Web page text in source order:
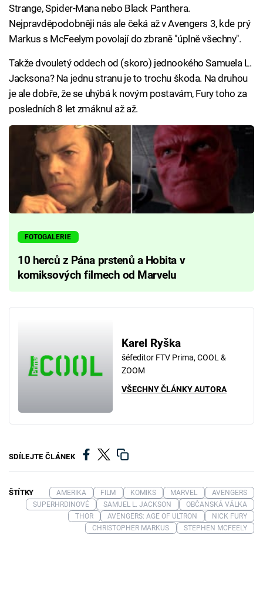
Strange, Spider-Mana nebo Black Panthera.
Nejpravděpodobněji nás ale čeká až v Avengers 3, kde prý
Markus s McFeelym povolají do zbraně "úplně všechny".
Takže dvouletý oddech od (skoro) jednookého Samuela L.
Jacksona? Na jednu stranu je to trochu škoda. Na druhou
je ale dobře, že se uhýbá k novým postavám, Fury toho za
posledních 8 let zmáknul až až.
FOTOGALERIE
10 herců z Pána prstenů a Hobita v
komiksových filmech od Marvelu
Karel Ryška
šéfeditor FTV Prima, COOL &
ZOOM
VŠECHNY ČLÁNKY AUTORA
SDÍLEJTE ČLÁNEK
ŠTÍTKY AMERIKA FILM KOMIKS MARVEL
AVENGERS
SUPERHRDINOVÉ
SAMUEL L. JACKSON
OBČANSKÁ VÁLKA
THOR
AVENGERS: AGE OF ULTRON
NICK FURY
CHRISTOPHER MARKUS
STEPHEN MCFEELY